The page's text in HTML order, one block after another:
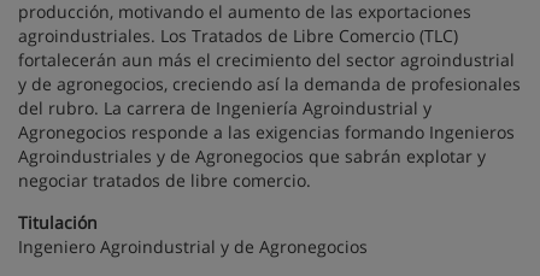
producción, motivando el aumento de las exportaciones
agroindustriales. Los Tratados de Libre Comercio (TLC)
fortalecerán aun más el crecimiento del sector agroindustrial
y de agronegocios, creciendo así la demanda de profesionales
del rubro. La carrera de Ingeniería Agroindustrial y
Agronegocios responde a las exigencias formando Ingenieros
Agroindustriales y de Agronegocios que sabrán explotar y
negociar tratados de libre comercio.
Titulación
Ingeniero Agroindustrial y de Agronegocios